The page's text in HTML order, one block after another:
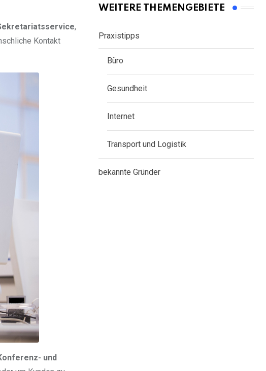
,
Kontakt
und
WEITERE THEMENGEBIETE
Praxistipps
Büro
Gesundheit
Internet
Transport und Logistik
bekannte Gründer